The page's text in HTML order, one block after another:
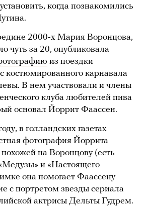
когда познакомились
2000-х Мария Воронцова,
чуть за 20, опубликовала
из поездки
костюмированного карнавала
В нем участвовали и члены
клуба любителей пива
основал Йоррит Фаассен.
в голландских газетах
фотография Йоррита
на Воронцову (есть
и «Настоящего
она помогает Фаассену
с портретом звезды сериала
актрисы Дельты Гудрем.